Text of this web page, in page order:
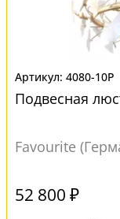
4080-10P
Подвесная
Favourite
52 800 ₽